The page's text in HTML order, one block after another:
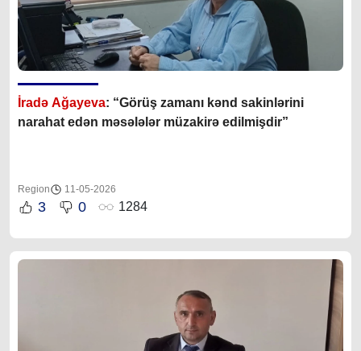
İradə Ağayeva: “Görüş zamanı kənd sakinlərini
narahat edən məsələlər müzakirə edilmişdir”
Region 11-05-2026
3 0 1284